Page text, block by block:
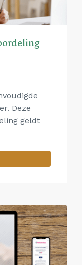
Deze
geldt